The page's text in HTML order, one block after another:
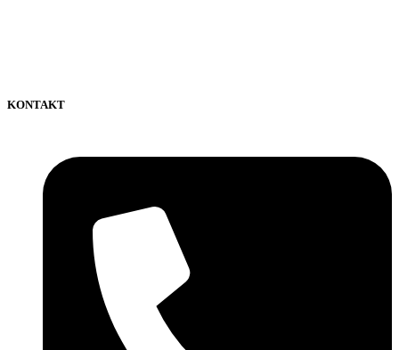
KONTAKT